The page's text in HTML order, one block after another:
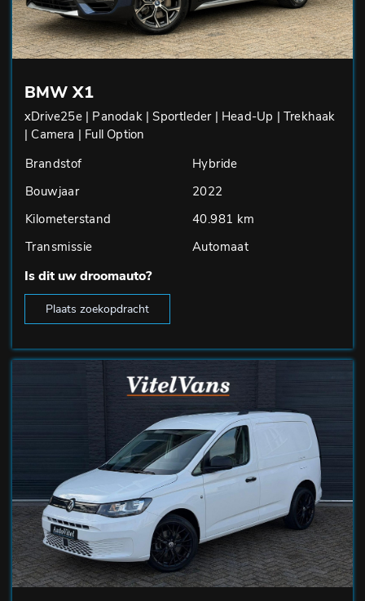
BMW X1
xDrive25e | Panodak | Sportleder | Head-Up | Trekhaak
| Camera | Full Option
Brandstof
Hybride
Bouwjaar
2022
Kilometerstand
40.981 km
Transmissie
Automaat
Is dit uw droomauto?
Plaats zoekopdracht